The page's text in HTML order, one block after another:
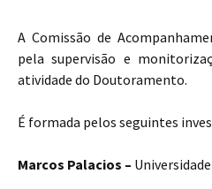
A Comissão de
pela supervisão e
atividade do Doutoramento.
É formada pelos seguintes
Marcos Palacios –